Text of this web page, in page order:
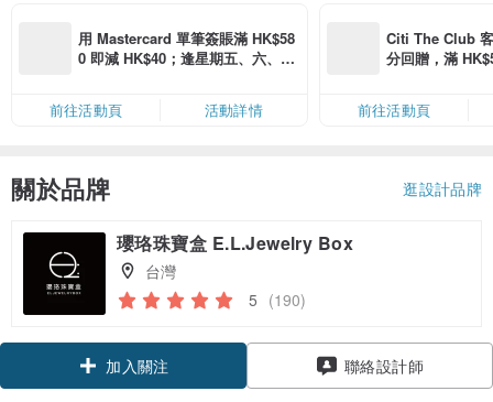
用 Mastercard 單筆簽賬滿 HK$58
0 即減 HK$40；逢星期五、六、日
卡」結帳）
前往活動頁 活動詳情
Citi The Club
分回贈，滿
前往活動頁
關於品牌 逛設計品牌
瓔珞珠寶盒 E.L.Jewelry Box
台灣
5 (190)
加入關注 聯絡設計師